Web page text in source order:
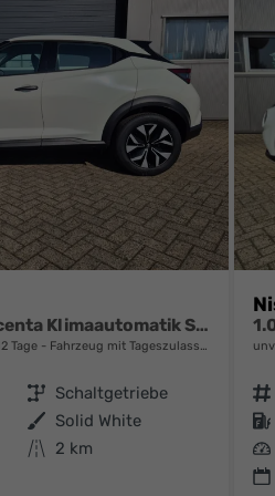
1.0 DIG-T 114PS Acenta Klimaautomatik Sitzheizung Rückf.Kamera Bluetooth Touchscreen wireless Apple CarPlay Android Auto
Tage Fahrzeug mit Tageszulassung
Getriebe Schaltgetriebe
Außenfarbe Solid White
Kilometerstand
2 km
Fahrzeugnr.
Kraftstoff
Leistung